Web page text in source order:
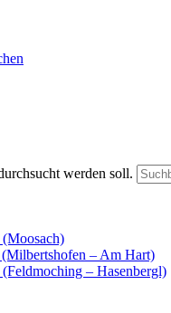
werden soll.
(Moosach)
(Milbertshofen – Am Hart)
– Hasenbergl)